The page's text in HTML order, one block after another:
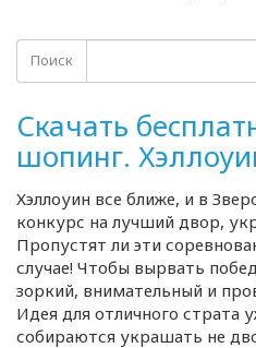
Поиск
Скачать
шопинг.
Хэллоуин все ближе, и в
конкурс на лучший двор,
Пропустят ли эти
случае! Чтобы вырвать
зоркий, внимательный и
Идея для отличного страта
собираются украшать не